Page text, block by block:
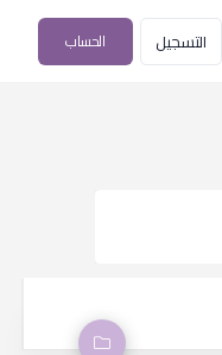
التسجيل الحساب